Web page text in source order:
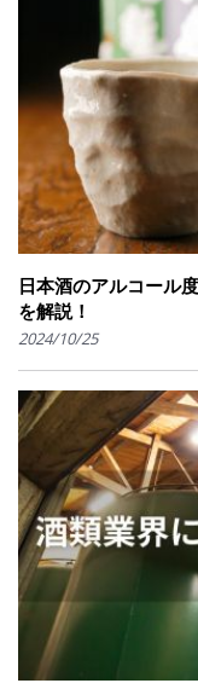
日本酒のアルコール
を解説！
2024/10/25